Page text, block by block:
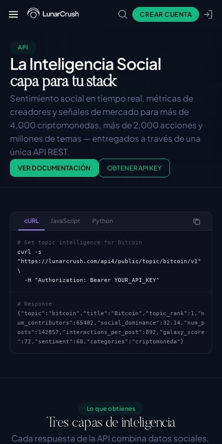
CREAR CUENTA
API
La Inteligencia Social
capa para tu stack
Sentimiento social en tiempo real, métricas de
creadores y señales de mercado para más de
4,000 criptomonedas, más de 2,000 acciones y
millones de temas — entregados a través de una
única API REST.
VER DOCUMENTACIÓN OBTENER API KEY
cURL JavaScript Python
# Get topic intelligence for Bitcoin
curl -s
"https://lunarcrush.com/api4/public/topic/bitcoin/v1"
\
  -H "Authorization: Bearer YOUR_API_KEY"
# Response
{"topic":"bitcoin","title":"Bitcoin","topic_rank":1,"n
um_contributors":65482,"social_dominance":32.14,"num_p
osts":142857,"interactions_per_post":892,"galaxy_score
":72,"sentiment":68,"categories":"criptomoneda"}
Lo que obtienes
Tres capas de inteligencia
Cada respuesta de la API combina datos sociales,